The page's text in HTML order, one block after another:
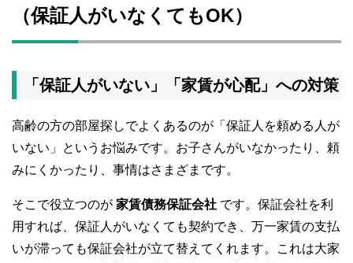
（保証人がいなくてもOK）
「保証人がいない」「家賃が心配」への対策
高齢の方の部屋探しでよくあるのが「保証人を頼める人が
いない」というお悩みです。お子さんがいなかったり、頼
みにくかったり、事情はさまざまです。
そこで役立つのが 家賃債務保証会社 です。保証会社を利
用すれば、保証人がいなくても契約でき、万一家賃の支払
いが滞っても保証会社が立て替えてくれます。これは大家